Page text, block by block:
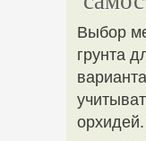
Выбор
грунта
орхидей.